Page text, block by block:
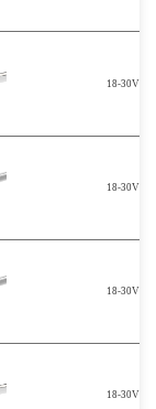
18-30V
18-30V
18-30V
18-30V